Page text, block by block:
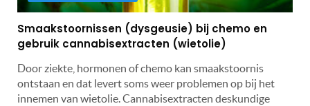
Smaakstoornissen (dysgeusie) bij chemo en
gebruik cannabisextracten (wietolie)
Door ziekte, hormonen of chemo kan smaakstoornis
ontstaan en dat levert soms weer problemen op bij het
innemen van wietolie. Cannabisextracten deskundige